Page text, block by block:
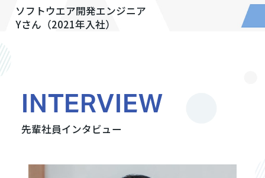
ソフトウエア開発エンジニア
Yさん（2021年入社）
INTERVIEW
先輩社員インタビュー